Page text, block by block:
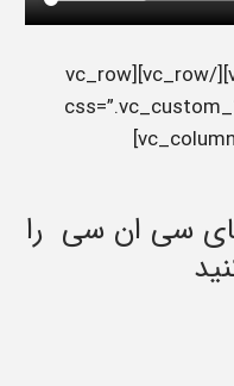
[/vc_column_text][/vc_column][/vc_row][vc_row
color: #d8d8d8 !important;}”][vc_column]
سی ان سی را